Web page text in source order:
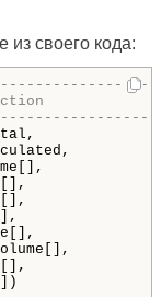
из своего кода: